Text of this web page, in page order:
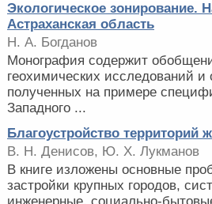
Экологическое зонирование.
Астраханская область
Н. А. Богданов
Монография содержит
геохимических исследований и
полученных на примере
Западного ...
Благоустройство территорий
В. Н. Денисов, Ю. Х. Лукманов
В книге изложены основные
застройки крупных городов,